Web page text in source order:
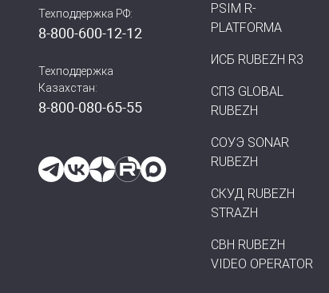
Техподдержка РФ:
8-800-600-12-12
Техподдержка
Казахстан:
8-800-080-65-55
PSIM R-
PLATFORMA
ИСБ RUBEZH R3
СПЗ GLOBAL
RUBEZH
СОУЭ SONAR
RUBEZH
СКУД RUBEZH
STRAZH
СВН RUBEZH
VIDEO OPERATOR